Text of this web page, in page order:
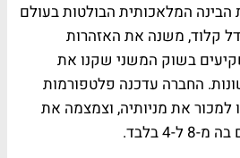
המלאכותית הבולטות בעולם
קלוד, משנה את האזהרות
בשוק המשני שקנו את
החברה עדכנה פלטפורמות
למכור את מניותיה, וצמצמה את
4 בלבד.